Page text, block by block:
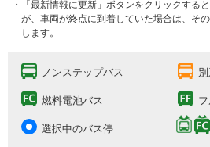
・「最新情報に更新」ボタンをクリックする
が、車両が終点に到着していた場合は、そ
します。
ノンステップバス
燃料電池バス
選択中のバス停